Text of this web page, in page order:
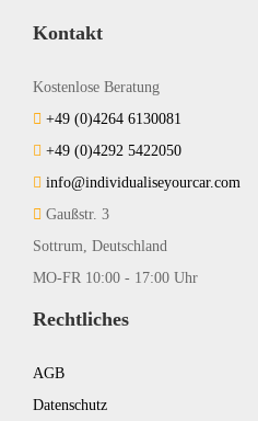
Kontakt
Kostenlose Beratung
+49 (0)4264 6130081
+49 (0)4292 5422050
info@individualiseyourcar.com
Gaußstr. 3
Sottrum, Deutschland
MO-FR 10:00 - 17:00 Uhr
Rechtliches
AGB
Datenschutz